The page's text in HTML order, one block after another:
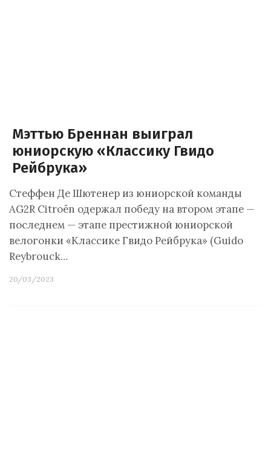
Мэттью Бреннан выиграл
юниорскую «Классику Гвидо
Рейбрука»
Cтеффен Де Шютенер из юниорской команды
AG2R Citroën одержал победу на втором этапе —
последнем — этапе престижной юниорской
велогонки «Классике Гвидо Рейбрука» (Guido
Reybrouck…
20/03/2023